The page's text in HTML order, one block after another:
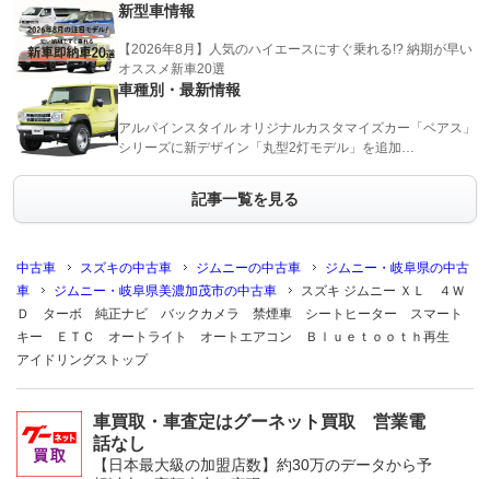
新型車情報
【2026年8月】人気のハイエースにすぐ乗れる!? 納期が早い
オススメ新車20選
車種別・最新情報
アルパインスタイル オリジナルカスタマイズカー「ベアス」
シリーズに新デザイン「丸型2灯モデル」を追加…
記事一覧を見る
中古車 スズキの中古車 ジムニーの中古車
ジムニー・岐阜県の中古
車
ジムニー・岐阜県美濃加茂市の中古車
スズキ ジムニー ＸＬ ４Ｗ
Ｄ ターボ 純正ナビ バックカメラ 禁煙車 シートヒーター スマート
キー ＥＴＣ オートライト オートエアコン Ｂｌｕｅｔｏｏｔｈ再生
アイドリングストップ
車買取・車査定はグーネット買取 営業電
話なし
【日本最大級の加盟店数】約30万のデータから予